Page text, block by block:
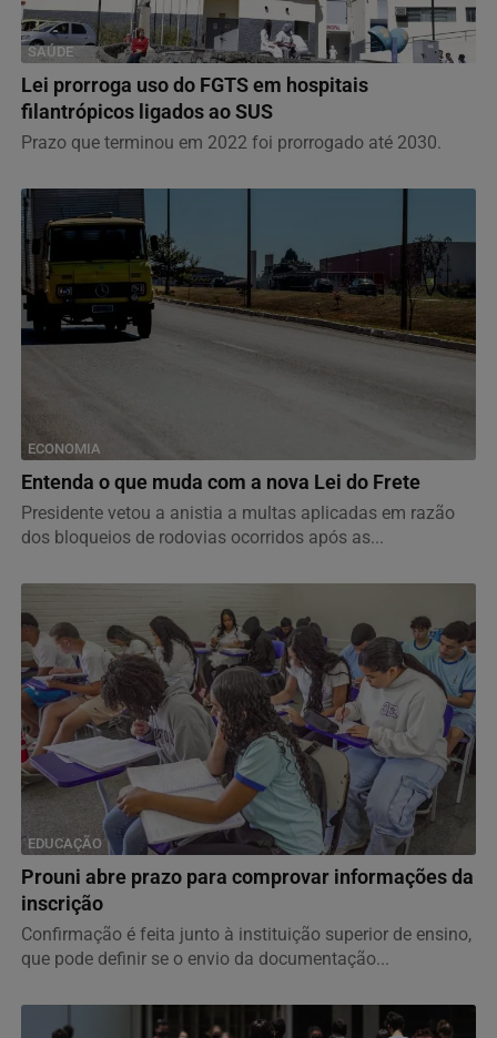
SAÚDE
Lei prorroga uso do FGTS em hospitais
filantrópicos ligados ao SUS
Prazo que terminou em 2022 foi prorrogado até 2030.
ECONOMIA
Entenda o que muda com a nova Lei do Frete
Presidente vetou a anistia a multas aplicadas em razão
dos bloqueios de rodovias ocorridos após as...
EDUCAÇÃO
Prouni abre prazo para comprovar informações da
inscrição
Confirmação é feita junto à instituição superior de ensino,
que pode definir se o envio da documentação...